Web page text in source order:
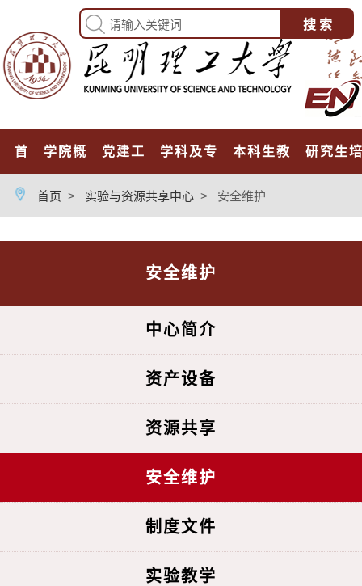
首页 学院概况 党建工作 学科及专业 本科生教育 研究生
首页 > 实验与资源共享中心 > 安全维护
安全维护
中心简介
资产设备
资源共享
安全维护
制度文件
实验教学